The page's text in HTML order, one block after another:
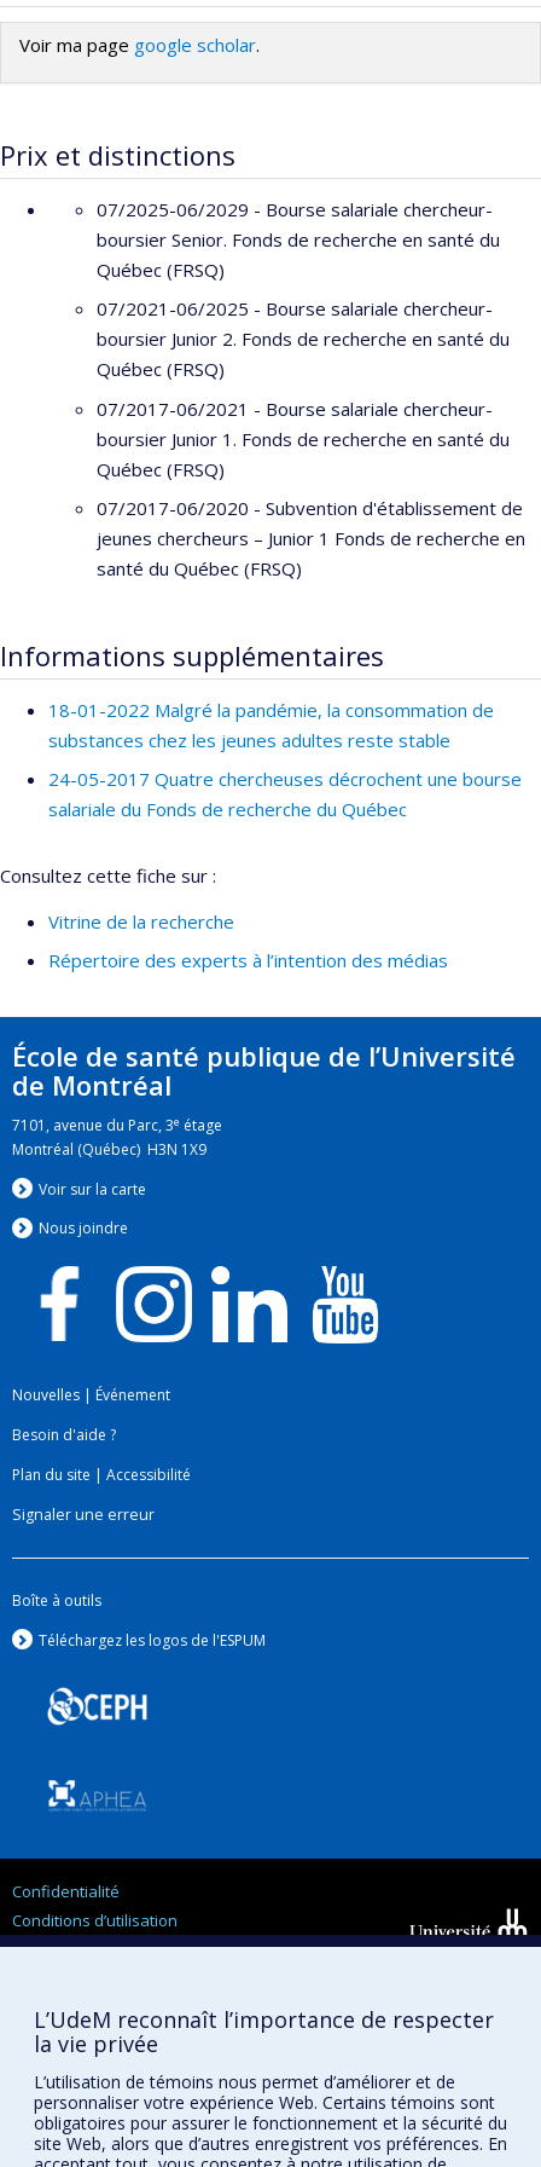
Programmes de subvention :
Voir ma page google scholar.
Prix et distinctions
07/2025-06/2029 - Bourse salariale chercheur-
boursier Senior. Fonds de recherche en santé du
Québec (FRSQ)
07/2021-06/2025 - Bourse salariale chercheur-
boursier Junior 2. Fonds de recherche en santé du
Québec (FRSQ)
07/2017-06/2021 - Bourse salariale chercheur-
boursier Junior 1. Fonds de recherche en santé du
Québec (FRSQ)
07/2017-06/2020 - Subvention d'établissement de
jeunes chercheurs – Junior 1 Fonds de recherche en
santé du Québec (FRSQ)
Informations supplémentaires
18-01-2022 Malgré la pandémie, la consommation de
substances chez les jeunes adultes reste stable
24-05-2017 Quatre chercheuses décrochent une bourse
salariale du Fonds de recherche du Québec
Consultez cette fiche sur :
Vitrine de la recherche
Répertoire des experts à l’intention des médias
École de santé publique de l’Université
de Montréal
7101, avenue du Parc, 3e étage
Montréal (Québec) H3N 1X9
Voir sur la carte
Nous joindre
Nouvelles | Événement
Besoin d'aide ?
Plan du site | Accessibilité
Signaler une erreur
Boîte à outils
Téléchargez les logos de l'ESPUM
Confidentialité
Conditions d’utilisation
Paramètres des témoins
L’UdeM reconnaît l’importance de respecter
la vie privée
L’utilisation de témoins nous permet d’améliorer et de
personnaliser votre expérience Web. Certains témoins sont
obligatoires pour assurer le fonctionnement et la sécurité du
site Web, alors que d’autres enregistrent vos préférences. En